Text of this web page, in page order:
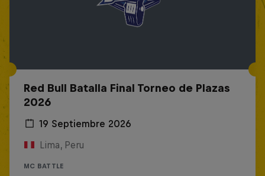
Red Bull Batalla Final Torneo de Plazas
2026
19 Septiembre 2026
Lima, Peru
MC BATTLE